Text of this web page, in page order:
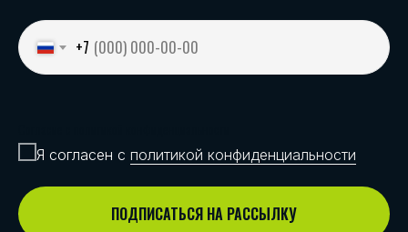
+7
Я согласен с политикой конфиденциальности
ПОДПИСАТЬСЯ НА РАССЫЛКУ